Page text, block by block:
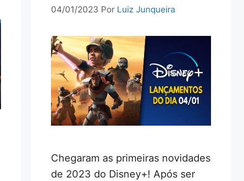
04/01/2023 Por Luiz Junqueira
Chegaram as primeiras novidades
de 2023 do Disney+! Após ser